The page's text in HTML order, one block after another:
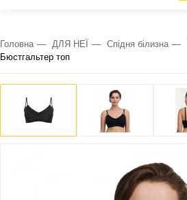
Головна ДЛЯ НЕЇ Спідня білизна
Бюстгальтер топ